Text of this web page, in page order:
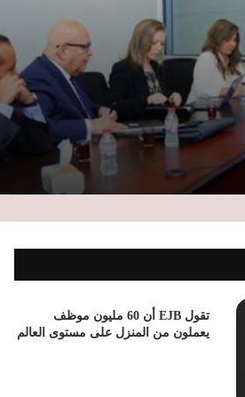
تنظيم الاتصالات يوضح موقف المواطنين من
الخطوط المسجلة بأسمائهم ويكشف طرق
تقديم الشكاوى
الرقابة المالية تبدأ اختبار أول مشروعين
بمختبر التكنولوجيا.. حلول رقمية لتأمين
السيارات والهوية الإلكترونية
وزير الري: إزالة 555 حالة تعدٍ على نهر النيل
المواطنين
تقول EJB أن 60 مليون موظف
يعملون من المنزل على مستوى العالم